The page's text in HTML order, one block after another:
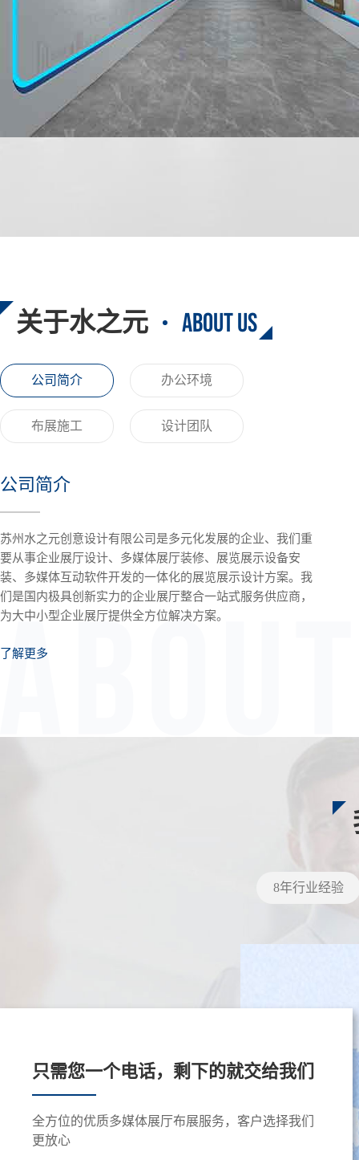
关于水之元 ABOUT US
公司简介 办公环境
布展施工 设计团队
公司简介
苏州水之元创意设计有限公司是多元化发展的企业、我们重
要从事企业展厅设计、多媒体展厅装修、展览展示设备安
装、多媒体互动软件开发的一体化的展览展示设计方案。我
们是国内极具创新实力的企业展厅整合一站式服务供应商，
为大中小型企业展厅提供全方位解决方案。
了解更多
8年行业经验
只需您一个电话，剩下的就交给我们
全方位的优质多媒体展厅布展服务，客户选择我们
更放心